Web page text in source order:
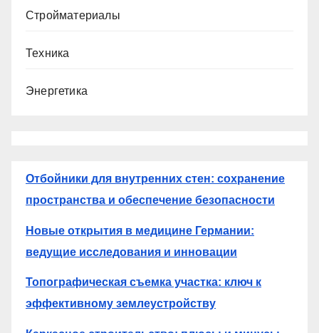
Стройматериалы
Техника
Энергетика
Отбойники для внутренних стен: сохранение
пространства и обеспечение безопасности
Новые открытия в медицине Германии:
ведущие исследования и инновации
Топографическая съемка участка: ключ к
эффективному землеустройству